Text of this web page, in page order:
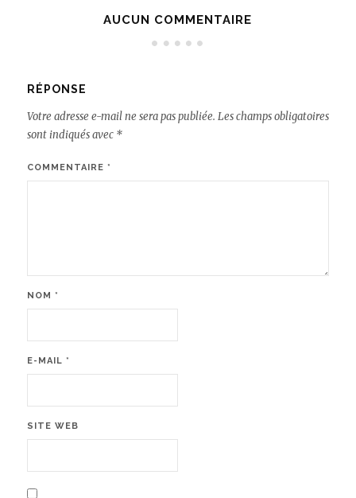
AUCUN COMMENTAIRE
RÉPONSE
Votre adresse e-mail ne sera pas publiée. Les champs obligatoires
sont indiqués avec *
COMMENTAIRE *
NOM *
E-MAIL *
SITE WEB